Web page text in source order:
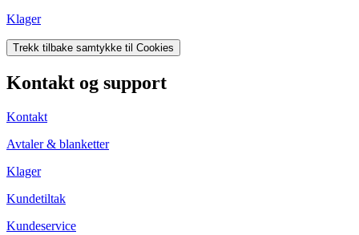
Klager
Trekk tilbake samtykke til Cookies
Kontakt og support
Kontakt
Avtaler & blanketter
Klager
Kundetiltak
Kundeservice